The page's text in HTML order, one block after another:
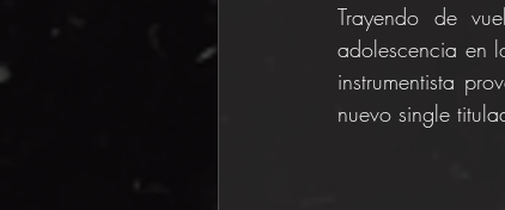
Trayendo de
adolescencia en
instrumentista
nuevo single